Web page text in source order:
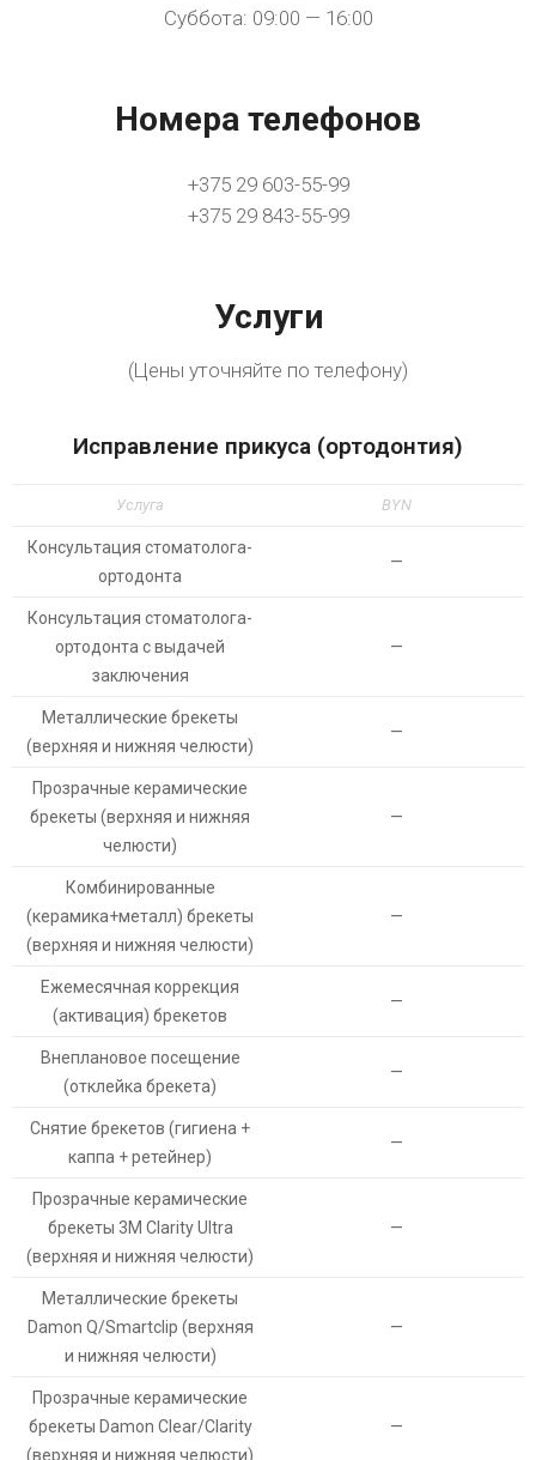
Суббота: 09:00 — 16:00
Номера телефонов
+375 29 603-55-99
+375 29 843-55-99
Услуги
(Цены уточняйте по телефону)
Исправление прикуса (ортодонтия)
Услуга BYN
Консультация стоматолога-
ортодонта
—
Консультация стоматолога-
ортодонта с выдачей
заключения
—
Металлические брекеты
(верхняя и нижняя челюсти)
—
Прозрачные керамические
брекеты (верхняя и нижняя
челюсти)
—
Комбинированные
(керамика+металл) брекеты
(верхняя и нижняя челюсти)
—
Ежемесячная коррекция
(активация) брекетов
—
Внеплановое посещение
(отклейка брекета)
—
Снятие брекетов (гигиена +
каппа + ретейнер)
—
Прозрачные керамические
брекеты 3M Clarity Ultra
(верхняя и нижняя челюсти)
—
Металлические брекеты
Damon Q/Smartclip (верхняя
и нижняя челюсти)
—
Прозрачные керамические
брекеты Damon Clear/Clarity
(верхняя и нижняя челюсти)
—